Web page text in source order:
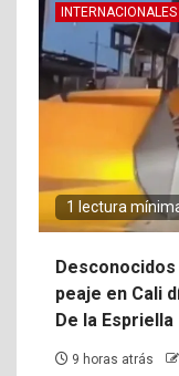
INTERNACIONALES
1 lectura
peaje en Cali
De la Espriella
9 horas atrás